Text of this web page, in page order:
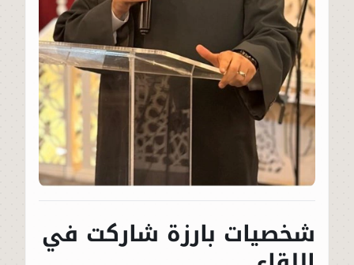
شخصيات بارزة شاركت في